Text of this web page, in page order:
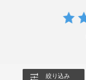
絞り込み